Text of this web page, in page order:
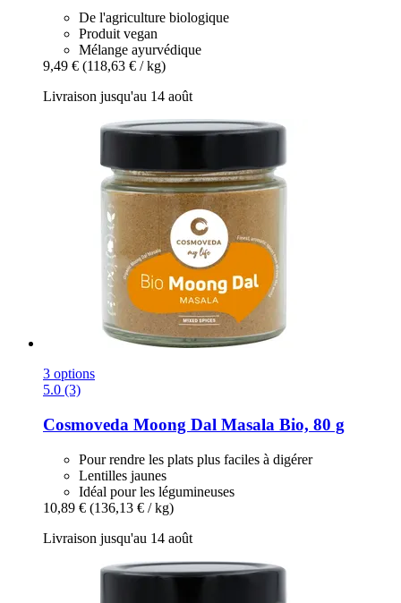
De l'agriculture biologique
Produit vegan
Mélange ayurvédique
9,49 € (118,63 € / kg)
Livraison jusqu'au 14 août
3 options
5.0 (3)
Cosmoveda Moong Dal Masala Bio, 80 g
Pour rendre les plats plus faciles à digérer
Lentilles jaunes
Idéal pour les légumineuses
10,89 € (136,13 € / kg)
Livraison jusqu'au 14 août